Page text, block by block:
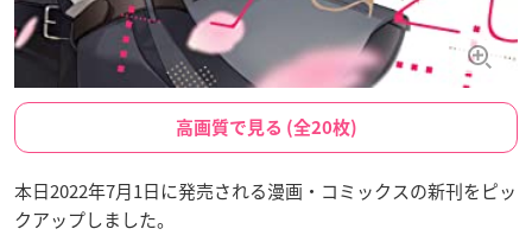
高画質で見る (全20枚)
本日2022年7月1日に発売される漫画・コミックスの新刊をピッ
クアップしました。